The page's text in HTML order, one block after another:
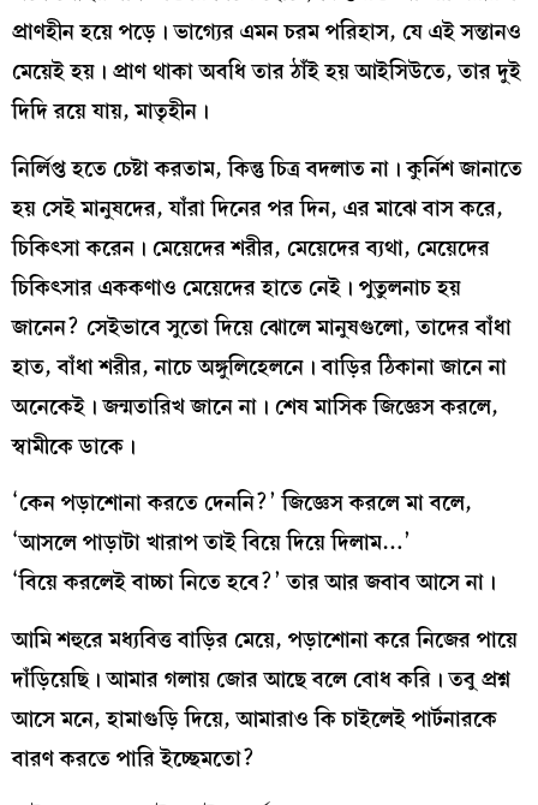
প্রাণহীন হয়ে পড়ে। ভাগ্যের এমন চরম পরিহাস, যে এই সন্তানও
মেয়েই হয়। প্রাণ থাকা অবধি তার ঠাঁই হয় আইসিউতে, তার দুই
দিদি রয়ে যায়, মাতৃহীন।
নির্লিপ্ত হতে চেষ্টা করতাম, কিন্তু চিত্র বদলাত না। কুর্নিশ জানাতে
হয় সেই মানুষদের, যাঁরা দিনের পর দিন, এর মাঝে বাস করে,
চিকিৎসা করেন। মেয়েদের শরীর, মেয়েদের ব্যথা, মেয়েদের
চিকিৎসার এককণাও মেয়েদের হাতে নেই। পুতুলনাচ হয়
জানেন? সেইভাবে সুতো দিয়ে ঝোলে মানুষগুলো, তাদের বাঁধা
হাত, বাঁধা শরীর, নাচে অঙ্গুলিহেলনে। বাড়ির ঠিকানা জানে না
অনেকেই। জন্মতারিখ জানে না। শেষ মাসিক জিজ্ঞেস করলে,
স্বামীকে ডাকে।
‘কেন পড়াশোনা করতে দেননি?’ জিজ্ঞেস করলে মা বলে,
‘আসলে পাড়াটা খারাপ তাই বিয়ে দিয়ে দিলাম…’
‘বিয়ে করলেই বাচ্চা নিতে হবে?’ তার আর জবাব আসে না।
আমি শহুরে মধ্যবিত্ত বাড়ির মেয়ে, পড়াশোনা করে নিজের পায়ে
দাঁড়িয়েছি। আমার গলায় জোর আছে বলে বোধ করি। তবু প্রশ্ন
আসে মনে, হামাগুড়ি দিয়ে, আমারাও কি চাইলেই পার্টনারকে
বারণ করতে পারি ইচ্ছেমতো?